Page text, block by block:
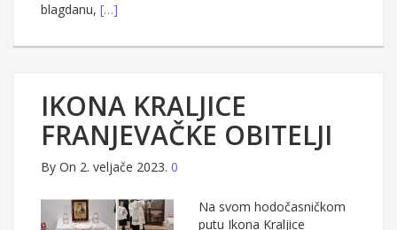
blagdanu, […]
IKONA KRALJICE
FRANJEVAČKE OBITELJI
By On 2. veljače 2023. 0
Na svom hodočasničkom
putu Ikona Kraljice